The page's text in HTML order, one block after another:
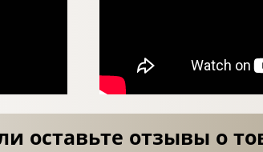
оставьте отзывы о